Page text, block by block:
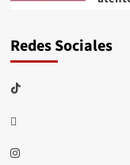
Redes Sociales
TikTok
threads
Instagram